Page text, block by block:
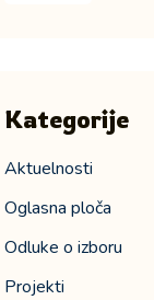
Kategorije
Aktuelnosti
Oglasna ploča
Odluke o izboru
Projekti